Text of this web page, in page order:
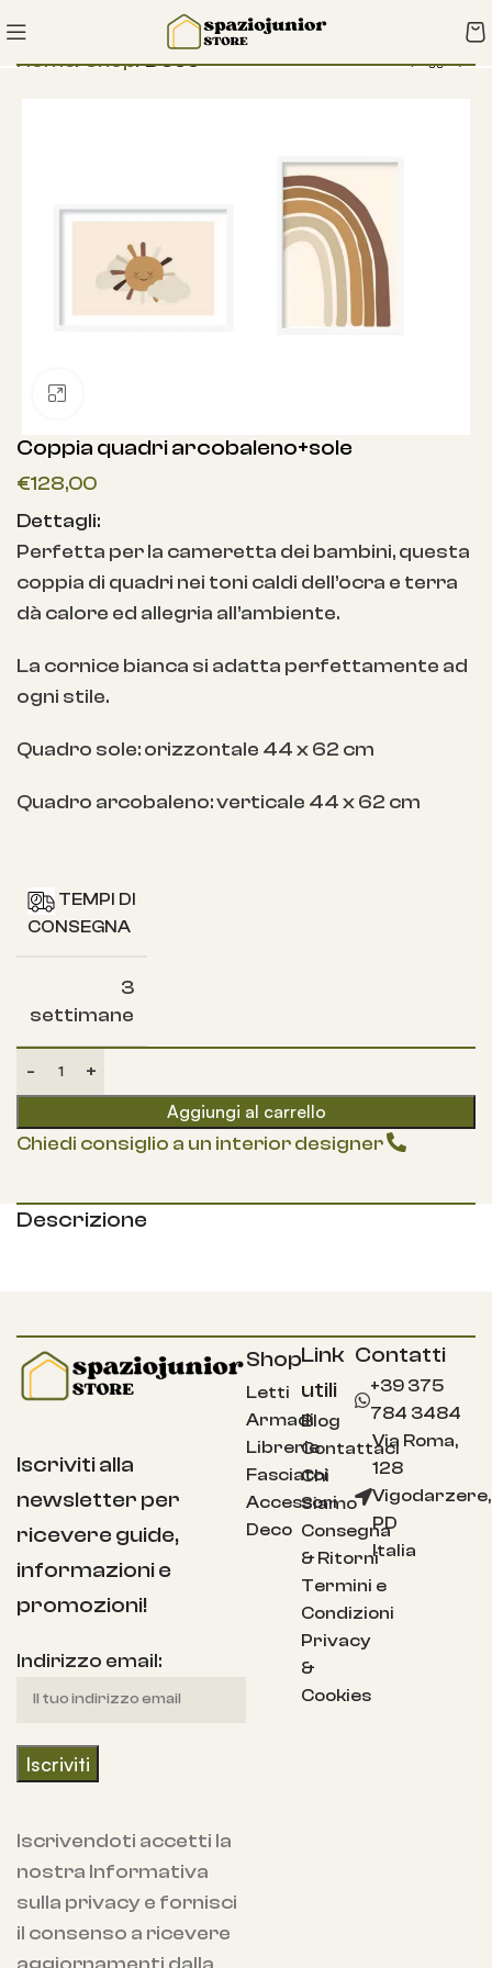
Home Shop Deco
Coppia quadri arcobaleno+sole
€128,00
Dettagli:
Perfetta per la cameretta dei bambini, questa
coppia di quadri nei toni caldi dell’ocra e terra
dà calore ed allegria all’ambiente.
La cornice bianca si adatta perfettamente ad
ogni stile.
Quadro sole: orizzontale 44 x 62 cm
Quadro arcobaleno: verticale 44 x 62 cm
TEMPI DI
CONSEGNA
3
settimane
Aggiungi al carrello
Chiedi consiglio a un interior designer
Descrizione
Iscriviti alla
newsletter per
ricevere guide,
informazioni e
promozioni!
Indirizzo email:
Iscrivendoti accetti la
nostra Informativa
sulla privacy e fornisci
il consenso a ricevere
Shop
Letti
Armadi
Librerie
Fasciatoi
Accessori
Deco
Link
utili
Blog
Contattaci
Chi
Siamo
Consegna
& Ritorni
Termini e
Condizioni
Privacy
&
Cookies
Contatti
+39 375
784 3484
Via Roma,
128
Vigodarzere,
PD
Italia